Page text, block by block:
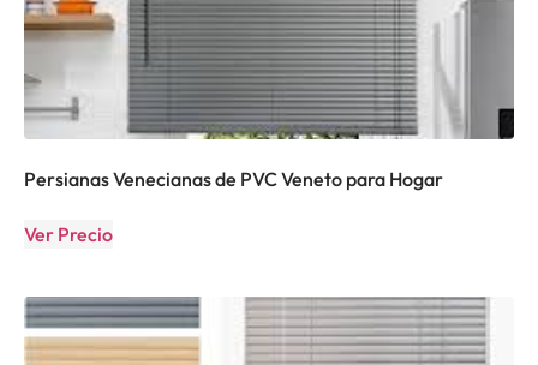
Persianas Venecianas de PVC Veneto para Hogar
Ver Precio